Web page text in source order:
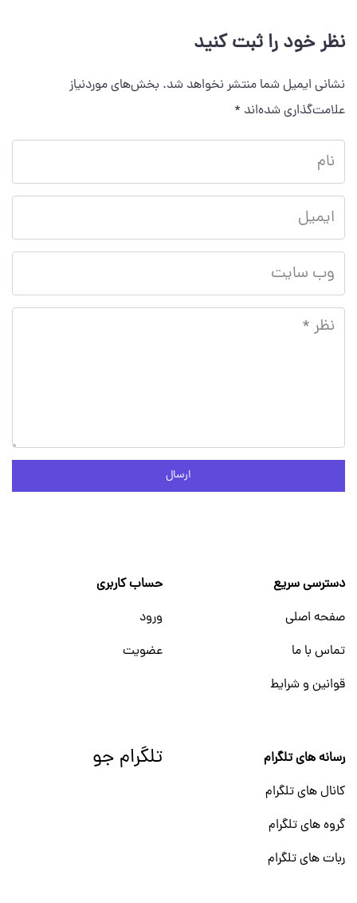
نظر خود را ثبت کنید
نشانی ایمیل شما منتشر نخواهد شد. بخش‌های موردنیاز
علامت‌گذاری شده‌اند *
ارسال
دسترسی سریع
صفحه اصلی
تماس با ما
قوانین و شرایط
حساب کاربری
ورود
عضویت
رسانه های تلگرام
کانال های تلگرام
گروه های تلگرام
ربات های تلگرام
تلگرام جو